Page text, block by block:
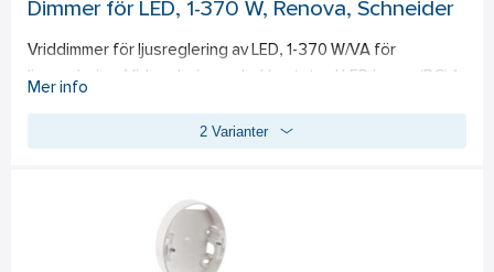
Dimmer för LED, 1-370 W, Renova, Schneider
Vriddimmer för ljusreglering av LED, 1-370 W/VA för
ljusreglering. Vid reglering av bakkantstyrd LED lampa (RC) 1-
typer av elektroniska (C) transformatorer 1-370 W/VA,
ner till 1 W. Utan neutralledare är min effekten 3 W. Till- och
frånslag via tryck på vred, trappomkoppling. För infällt
montage i apparatdosa c/c 60 mm, för utanpåliggande
Mer info
2 Varianter